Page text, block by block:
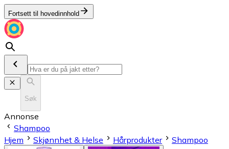
Fortsett til hovedinnhold
Søk
Annonse
Shampoo
Hjem
Skjønnhet & Helse Hårprodukter Shampoo